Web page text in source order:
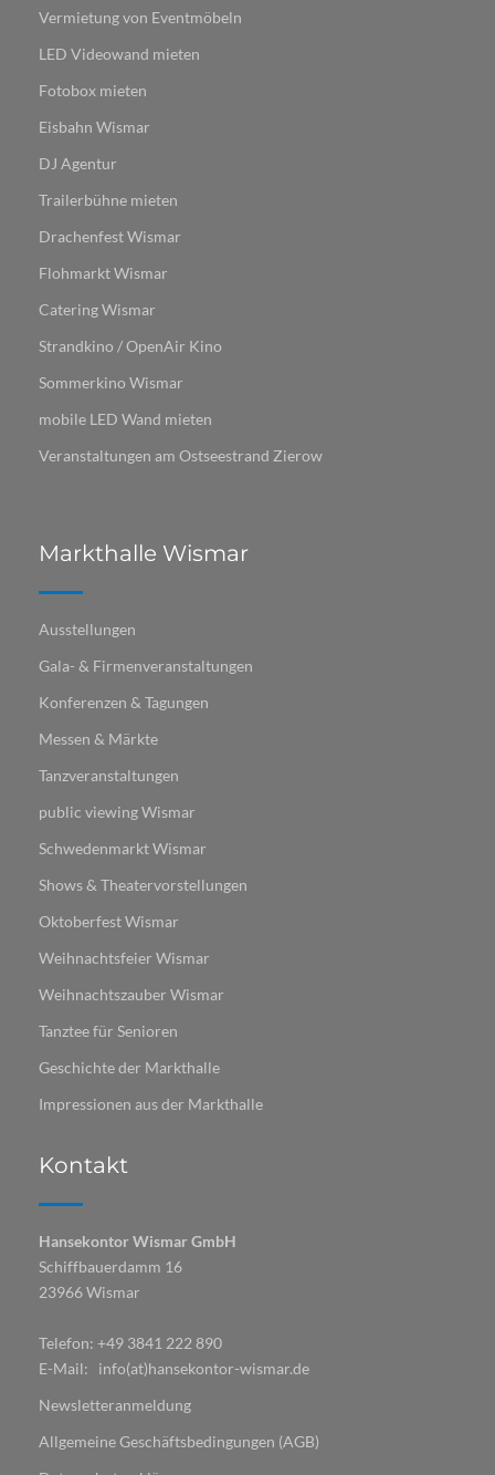
Vermietung von Eventmöbeln
LED Videowand mieten
Fotobox mieten
Eisbahn Wismar
DJ Agentur
Trailerbühne mieten
Drachenfest Wismar
Flohmarkt Wismar​​​​​​
Catering Wismar
Strandkino / OpenAir Kino
Sommerkino Wismar
mobile LED Wand mieten
Veranstaltungen am Ostseestrand Zierow
Markthalle Wismar
Ausstellungen
Gala- & Firmenveranstaltungen
Konferenzen & Tagungen
Messen & Märkte
Tanzveranstaltungen
public viewing Wismar
Schwedenmarkt Wismar
Shows & Theatervorstellungen
Oktoberfest Wismar
Weihnachtsfeier Wismar
Weihnachtszauber Wismar
Tanztee für Senioren
Geschichte der Markthalle
Impressionen aus der Markthalle
Kontakt
Hansekontor Wismar GmbH
Schiffbauerdamm 16
23966 Wismar
Telefon: +49 3841 222 890
E-Mail: info(at)hansekontor-wismar.de
Newsletteranmeldung
Allgemeine Geschäftsbedingungen (AGB)